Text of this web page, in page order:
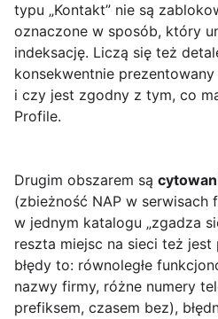
typu „Kontakt” nie są
oznaczone w sposób, który
indeksację. Liczą się też
konsekwentnie
i czy jest zgodny z tym, co
Profile.
Drugim obszarem są
(zbieżność NAP w serwisach
w jednym katalogu „zgadza
reszta miejsc na sieci też
błędy to: równoległe
nazwy firmy, różne numery
prefiksem, czasem bez),